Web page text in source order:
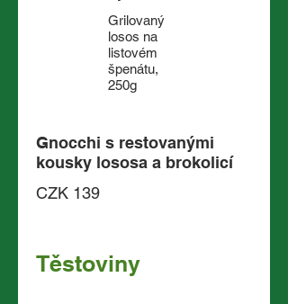
Grilovaný
losos na
listovém
špenátu,
250g
Gnocchi s restovanými
kousky lososa a brokolicí
CZK 139
Těstoviny